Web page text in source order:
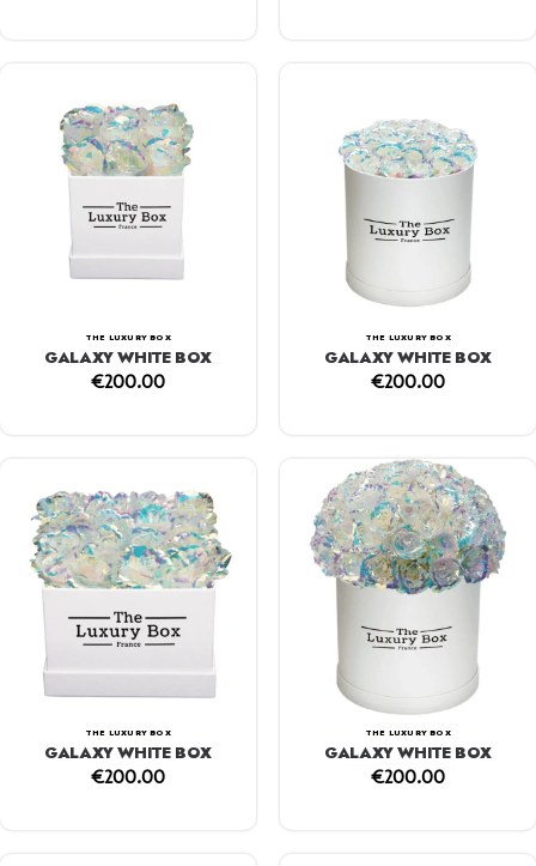
THE LUXURY BOX
GALAXY WHITE BOX
€200.00
THE LUXURY BOX
GALAXY WHITE BOX
€200.00
THE LUXURY BOX
GALAXY WHITE BOX
€200.00
THE LUXURY BOX
GALAXY WHITE BOX
€200.00